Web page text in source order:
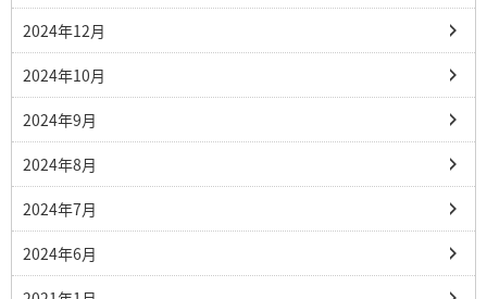
2024年12月
2024年10月
2024年9月
2024年8月
2024年7月
2024年6月